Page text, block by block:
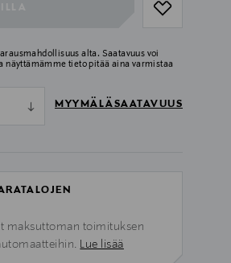
alta. Saatavuus voi
näyttämämme tieto pitää aina varmistaa
MYYMÄLÄSAATAVUUS
maksuttoman toimituksen
Lue lisää